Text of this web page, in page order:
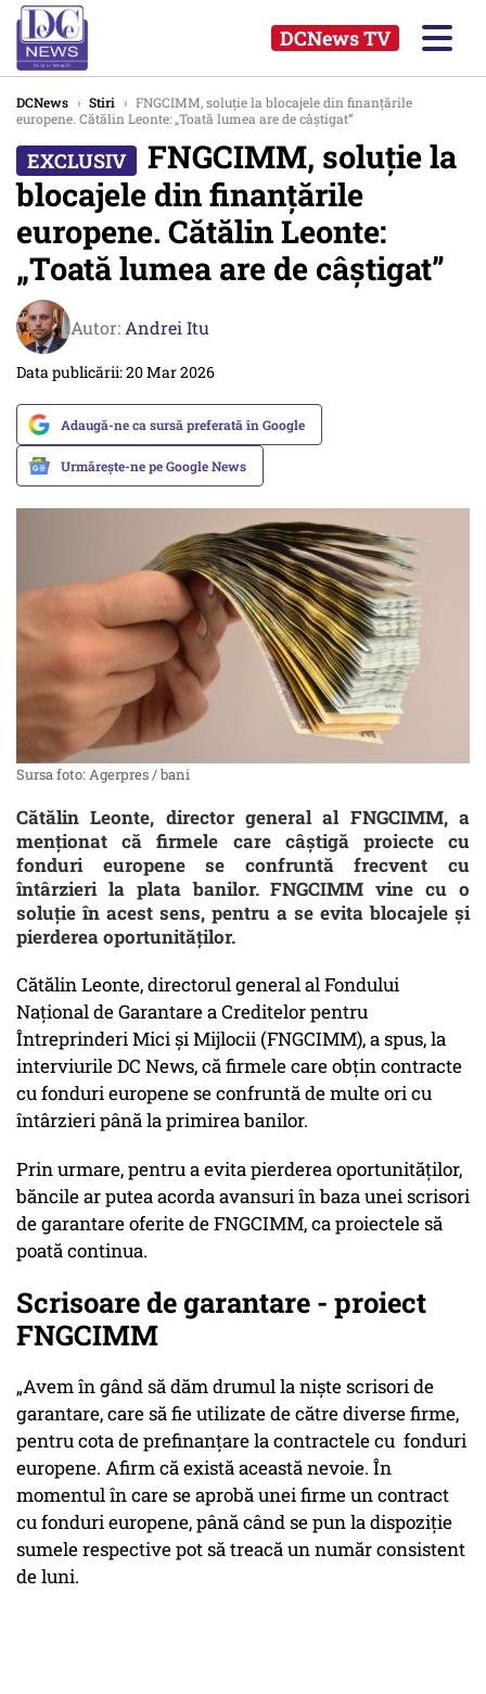
DCNews TV
DCNews › Stiri › FNGCIMM, soluție la blocajele din finanțările
europene. Cătălin Leonte: „Toată lumea are de câștigat”
FNGCIMM, soluție la
blocajele din finanțările
europene. Cătălin Leonte:
„Toată lumea are de câștigat”
Autor: Andrei Itu
Data publicării: 20 Mar 2026
Adaugă-ne ca sursă preferată în Google
Urmărește-ne pe Google News
Sursa foto: Agerpres / bani
Cătălin Leonte, director general al FNGCIMM, a
menționat că firmele care câștigă proiecte cu
fonduri europene se confruntă frecvent cu
întârzieri la plata banilor. FNGCIMM vine cu o
soluție în acest sens, pentru a se evita blocajele și
pierderea oportunităților.
Cătălin Leonte, directorul general al Fondului
Național de Garantare a Creditelor pentru
Întreprinderi Mici și Mijlocii (FNGCIMM), a spus, la
interviurile DC News, că firmele care obțin contracte
cu fonduri europene se confruntă de multe ori cu
întârzieri până la primirea banilor.
Prin urmare, pentru a evita pierderea oportunităților,
băncile ar putea acorda avansuri în baza unei scrisori
de garantare oferite de FNGCIMM, ca proiectele să
poată continua.
Scrisoare de garantare - proiect
FNGCIMM
„Avem în gând să dăm drumul la niște scrisori de
garantare, care să fie utilizate de către diverse firme,
pentru cota de prefinanțare la contractele cu fonduri
europene. Afirm că există această nevoie. În
momentul în care se aprobă unei firme un contract
cu fonduri europene, până când se pun la dispoziție
sumele respective pot să treacă un număr consistent
de luni.